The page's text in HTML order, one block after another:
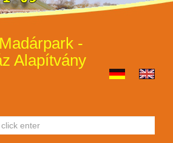
-
Alapítvány